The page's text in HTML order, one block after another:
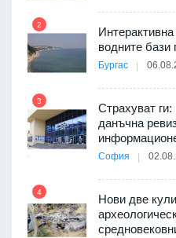
2
водните бази
Бургас
3
Страхуват
данъчна
София
4
Нови две